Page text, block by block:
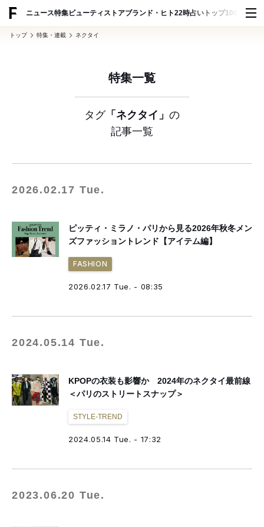
ニュース特集ビューティ ストアブランド・ヒト22時占い トップ100 スナッ
トップ 特集・連載 ネクタイ
特集一覧
タグ「ネクタイ」 の
記事一覧
2026.02.17 Tue.
ピッティ・ミラノ・パリから見る2026年秋冬メン
ズファッショントレンド【アイテム編】
FASHION
2026.02.17 Tue. - 08:35
2024.05.14 Tue.
KPOPの衣装も影響か 2024年のネクタイ最前線
＜パリのストリートスナップ＞
STYLE-TREND
2024.05.14 Tue. - 17:32
2023.06.20 Tue.